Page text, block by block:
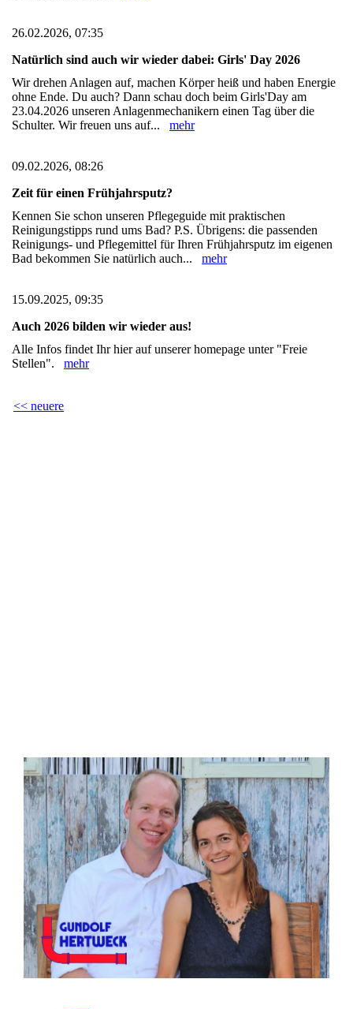
26.02.2026, 07:35
Natürlich sind auch wir wieder dabei: Girls' Day 2026
Wir drehen Anlagen auf, machen Körper heiß und haben Energie
ohne Ende. Du auch? Dann schau doch beim Girls'Day am
23.04.2026 unseren Anlagenmechanikern einen Tag über die
Schulter. Wir freuen uns auf... mehr
09.02.2026, 08:26
Zeit für einen Frühjahrsputz?
Kennen Sie schon unseren Pflegeguide mit praktischen
Reinigungstipps rund ums Bad? P.S. Übrigens: die passenden
Reinigungs- und Pflegemittel für Ihren Frühjahrsputz im eigenen
Bad bekommen Sie natürlich auch... mehr
15.09.2025, 09:35
Auch 2026 bilden wir wieder aus!
Alle Infos findet Ihr hier auf unserer homepage unter "Freie
Stellen". mehr
<< neuere